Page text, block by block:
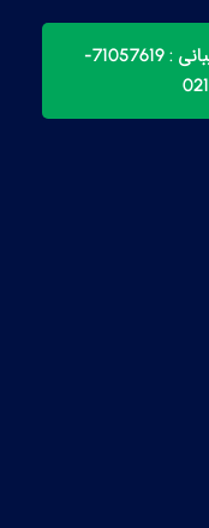
تماس با پشتیبانی : 71057619-
021